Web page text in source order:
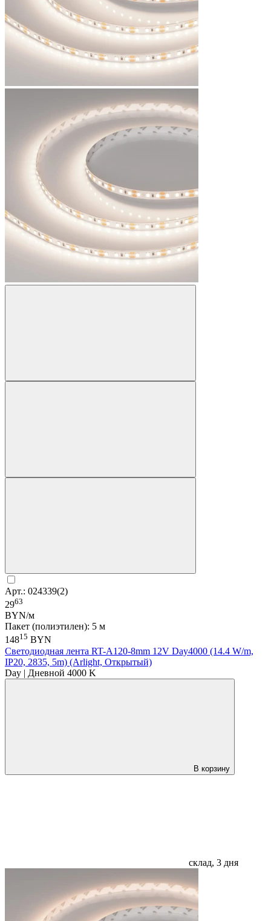
Арт.: 024339(2)
2963
BYN/м
Пакет (полиэтилен): 5 м
14815 BYN
Светодиодная лента RT-A120-8mm 12V Day4000 (14.4 W/m,
IP20, 2835, 5m) (Arlight, Открытый)
Day | Дневной 4000 K
В корзину
склад, 3 дня